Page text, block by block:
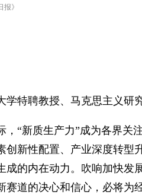
》
学特聘教授、马克思主义研
，“新质生产力”成为各界关
创新性配置、产业深度转型
成的内在动力。吹响加快发
赛道的决心和信心，必将为